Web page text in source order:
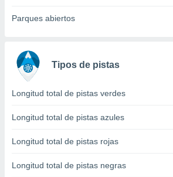
publicidad
de
1199
Parques abiertos
Tipos de pistas
Longitud total de pistas verdes
Longitud total de pistas azules
Longitud total de pistas rojas
Longitud total de pistas negras